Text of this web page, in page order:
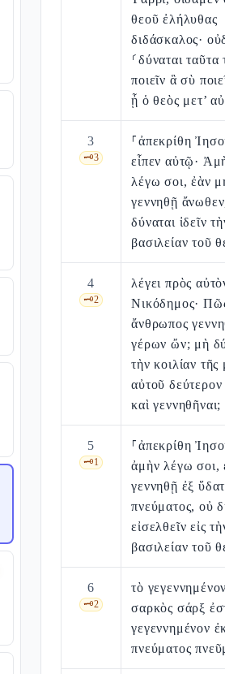
θεοῦ ἐλήλυθας
διδάσκαλος·
⸂δύναται ταῦτα
ποιεῖν ἃ σὺ
ᾖ ὁ θεὸς μετ’
3
🗝️3
⸀ἀπεκρίθη
εἶπεν αὐτῷ·
λέγω σοι, ἐὰν
γεννηθῇ
δύναται ἰδεῖν
βασιλείαν τοῦ
4
🗝️2
λέγει πρὸς
Νικόδημος·
ἄνθρωπος
γέρων ὤν; μὴ
τὴν κοιλίαν τῆς
αὐτοῦ δεύτερον
καὶ γεννηθῆναι;
5
🗝️1
⸀ἀπεκρίθη
ἀμὴν λέγω σοι,
γεννηθῇ ἐξ
πνεύματος, οὐ
εἰσελθεῖν εἰς
βασιλείαν τοῦ
6
🗝️2
τὸ
σαρκὸς σάρξ
γεγεννημένον
πνεύματος